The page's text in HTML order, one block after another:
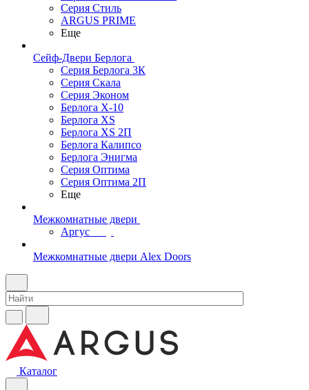
Серия Стиль
ARGUS PRIME
Еще
Сейф-Двери Берлога
Серия Берлога 3К
Серия Скала
Серия Эконом
Берлога X-10
Берлога XS
Берлога XS 2П
Берлога Калипсо
Берлога Энигма
Серия Оптима
Серия Оптима 2П
Еще
Межкомнатные двери
Аргус
Межкомнатные двери Alex Doors
Каталог